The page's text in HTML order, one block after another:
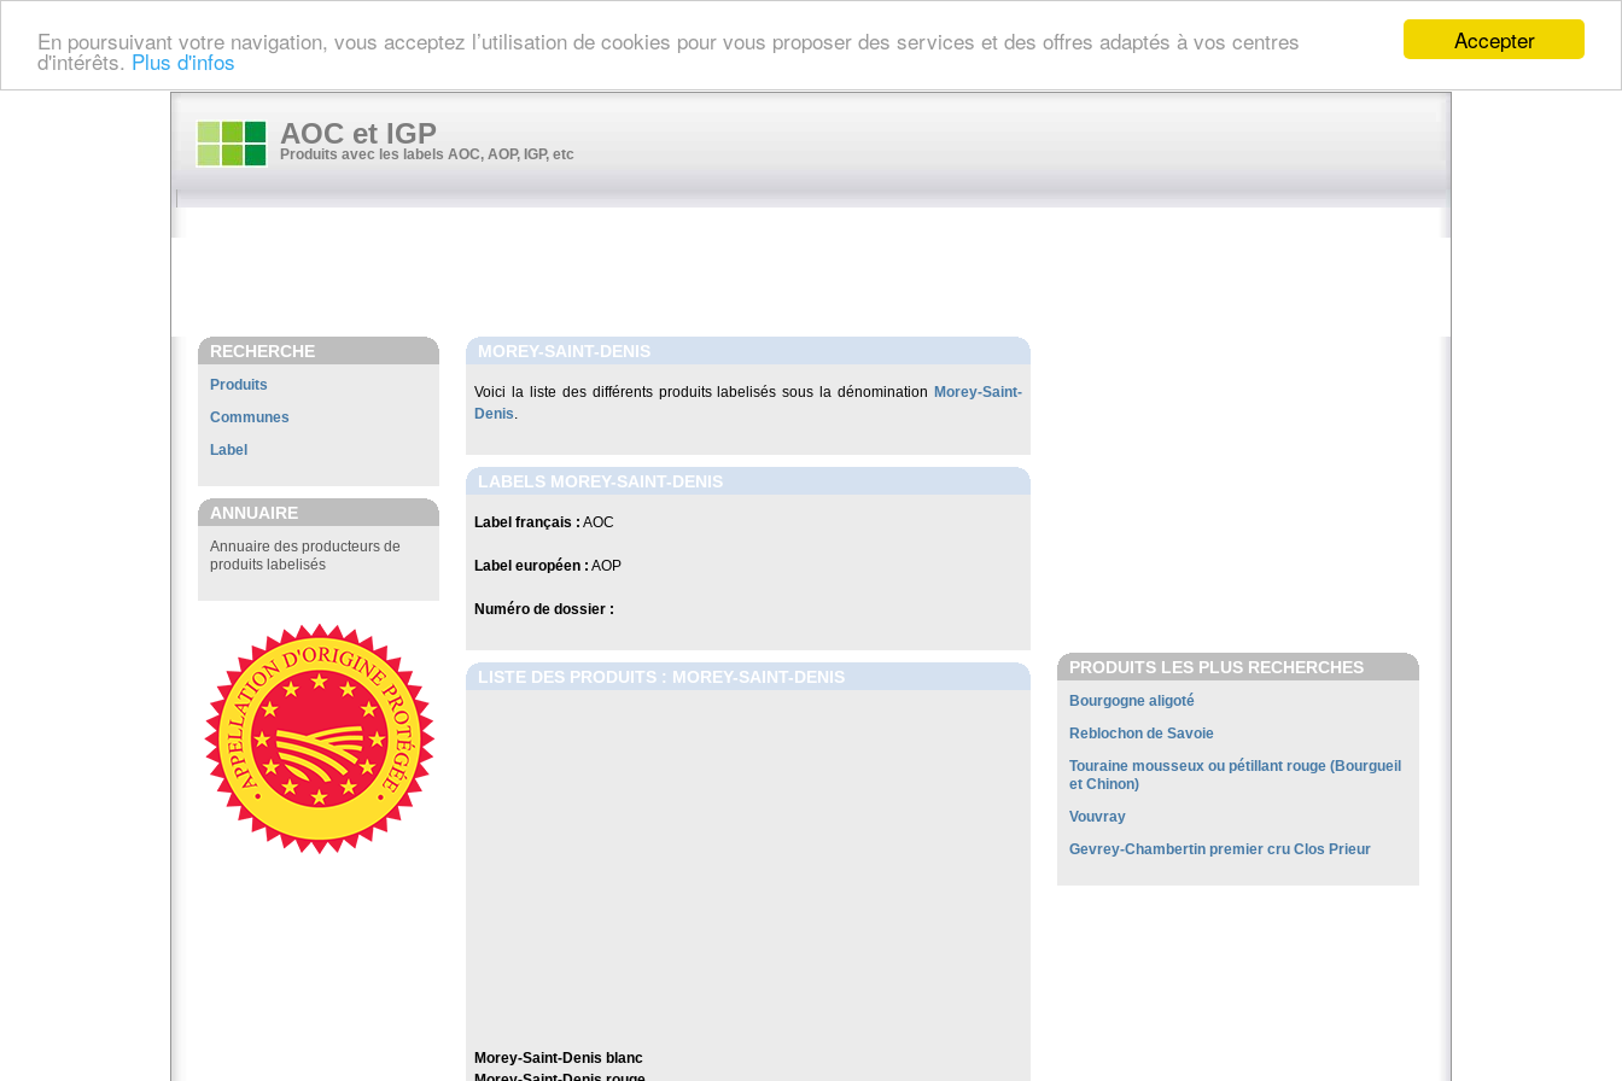
Accepter
En poursuivant votre navigation, vous acceptez l’utilisation de cookies pour vous proposer des services et des offres adaptés à vos centres
d'intérêts. Plus d'infos
AOC et IGP
Produits avec les labels AOC, AOP, IGP, etc
RECHERCHE
Produits
Communes
Label
ANNUAIRE
Annuaire des producteurs de
produits labelisés
MOREY-SAINT-DENIS
Voici la liste des différents produits labelisés sous la dénomination Morey-Saint-
Denis.
LABELS MOREY-SAINT-DENIS
Label français : AOC
Label européen : AOP
Numéro de dossier :
LISTE DES PRODUITS : MOREY-SAINT-DENIS
Morey-Saint-Denis blanc
PRODUITS LES PLUS RECHERCHES
Bourgogne aligoté
Reblochon de Savoie
Touraine mousseux ou pétillant rouge (Bourgueil
et Chinon)
Vouvray
Gevrey-Chambertin premier cru Clos Prieur